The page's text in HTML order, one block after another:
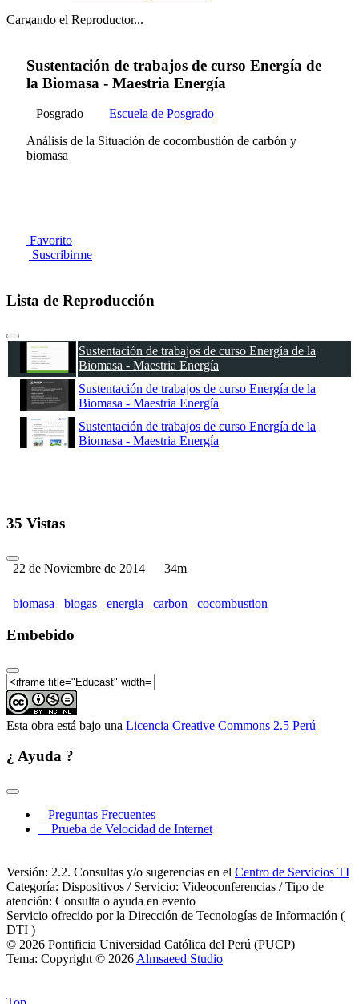
Cargando el Reproductor...
Sustentación de trabajos de curso Energía de
la Biomasa - Maestria Energía
Posgrado
Escuela de Posgrado
Análisis de la Situación de cocombustión de carbón y
biomasa
Favorito
Suscribirme
Lista de Reproducción
Sustentación de trabajos de curso Energía de la
Biomasa - Maestria Energía
Sustentación de trabajos de curso Energía de la
Biomasa - Maestria Energía
Sustentación de trabajos de curso Energía de la
Biomasa - Maestria Energía
35 Vistas
22 de Noviembre de 2014 34m
biomasa biogas energia carbon cocombustion
Embebido
Esta obra está bajo una Licencia Creative Commons 2.5 Perú
¿ Ayuda ?
Preguntas Frecuentes
Prueba de Velocidad de Internet
Versión: 2.2. Consultas y/o sugerencias en el Centro de Servicios TI
Categoría: Dispositivos / Servicio: Videoconferencias / Tipo de
atención: Consulta o ayuda en evento
Servicio ofrecido por la Dirección de Tecnologías de Información (
DTI )
© 2026 Pontificia Universidad Católica del Perú (PUCP)
Tema: Copyright © 2026 Almsaeed Studio